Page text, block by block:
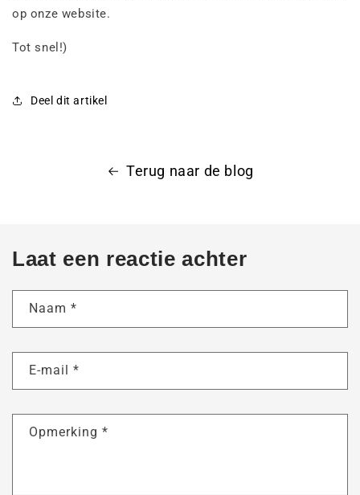
op onze website.
Tot snel!)
Deel dit artikel
Terug naar de blog
Laat een reactie achter
Naam *
E-mail *
Opmerking *